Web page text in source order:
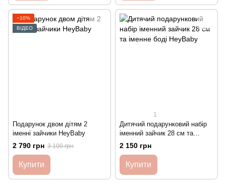
−10%
ВІДЕО
Подарунок двом дітям 2
іменні зайчики HeyBaby
2 790 грн 3 100 грн
Купити
1
Дитячий подарунковий набір
іменний зайчик 28 см та
іменне боді HeyBaby
2 150 грн
Купити